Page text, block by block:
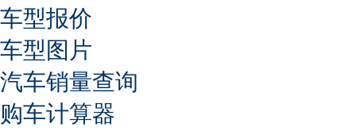
车型报价
车型图片
汽车销量查询
购车计算器